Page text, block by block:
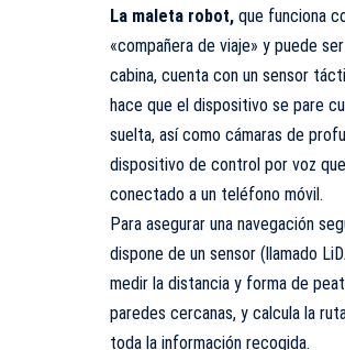
La maleta robot, que funciona
«compañera de viaje» y puede
cabina, cuenta con un sensor
hace que el dispositivo se pare
suelta, así como cámaras de
dispositivo de control por voz
conectado a un teléfono móvil.
Para asegurar una navegación
dispone de un sensor (llamado
medir la distancia y forma de
paredes cercanas, y calcula la
toda la información recogida.